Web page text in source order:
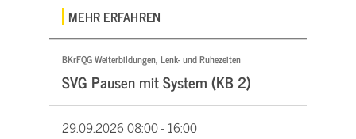
MEHR ERFAHREN
BKrFQG Weiterbildungen, Lenk- und Ruhezeiten
SVG Pausen mit System (KB 2)
29.09.202608:00 - 16:00